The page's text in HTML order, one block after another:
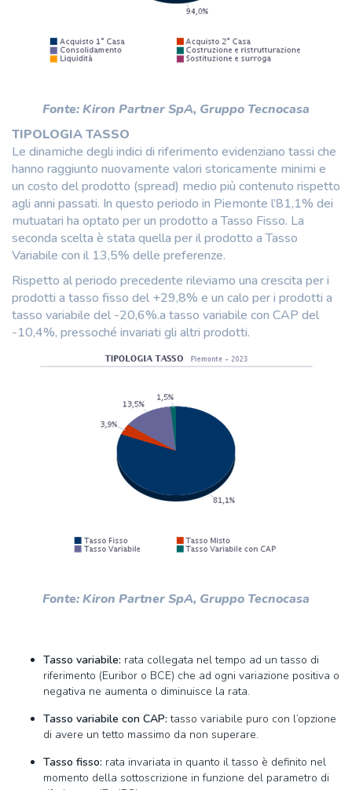
Fonte: Kiron Partner SpA, Gruppo Tecnocasa
TIPOLOGIA TASSO
Le dinamiche degli indici di riferimento evidenziano tassi che
hanno raggiunto nuovamente valori storicamente minimi e
un costo del prodotto (spread) medio più contenuto rispetto
agli anni passati. In questo periodo in Piemonte l’81,1% dei
mutuatari ha optato per un prodotto a Tasso Fisso. La
seconda scelta è stata quella per il prodotto a Tasso
Variabile con il 13,5% delle preferenze.
Rispetto al periodo precedente rileviamo una crescita per i
prodotti a tasso fisso del +29,8% e un calo per i prodotti a
tasso variabile del -20,6%.a tasso variabile con CAP del
-10,4%, pressoché invariati gli altri prodotti.
Fonte: Kiron Partner SpA, Gruppo Tecnocasa
Tasso variabile: rata collegata nel tempo ad un tasso di
riferimento (Euribor o BCE) che ad ogni variazione positiva o
negativa ne aumenta o diminuisce la rata.
Tasso variabile con CAP: tasso variabile puro con l’opzione
di avere un tetto massimo da non superare.
Tasso fisso: rata invariata in quanto il tasso è definito nel
momento della sottoscrizione in funzione del parametro di